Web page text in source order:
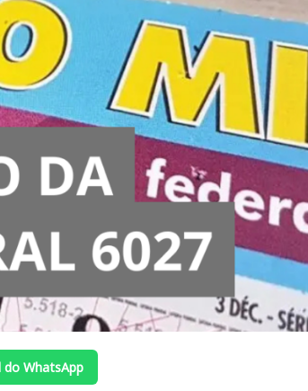
do WhatsApp